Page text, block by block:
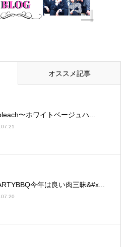
オススメ記事
〜ホワイトベージュ⁡ハ...
今年は良い肉三昧&#x...